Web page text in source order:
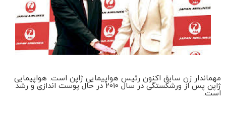
مهماندار زن سابق اکنون رئیس هواپیمایی ژاپن است. هواپیمایی
ژاپن پس از ورشکستگی در سال 2010 در حال پوست اندازی و رشد
است.